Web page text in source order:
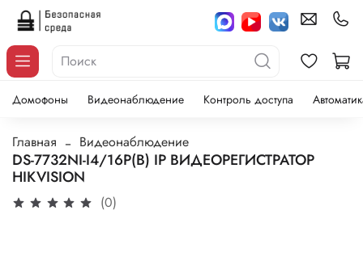
Домофоны Видеонаблюдение Контроль доступа
Главная Видеонаблюдение
DS-7732NI-I4/16P(B) IP ВИДЕОРЕГИСТРАТОР
HIKVISION
(0)